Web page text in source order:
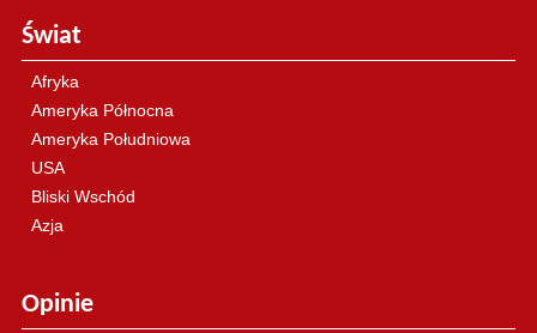
Świat
Afryka
Ameryka Północna
Ameryka Południowa
USA
Bliski Wschód
Azja
Opinie